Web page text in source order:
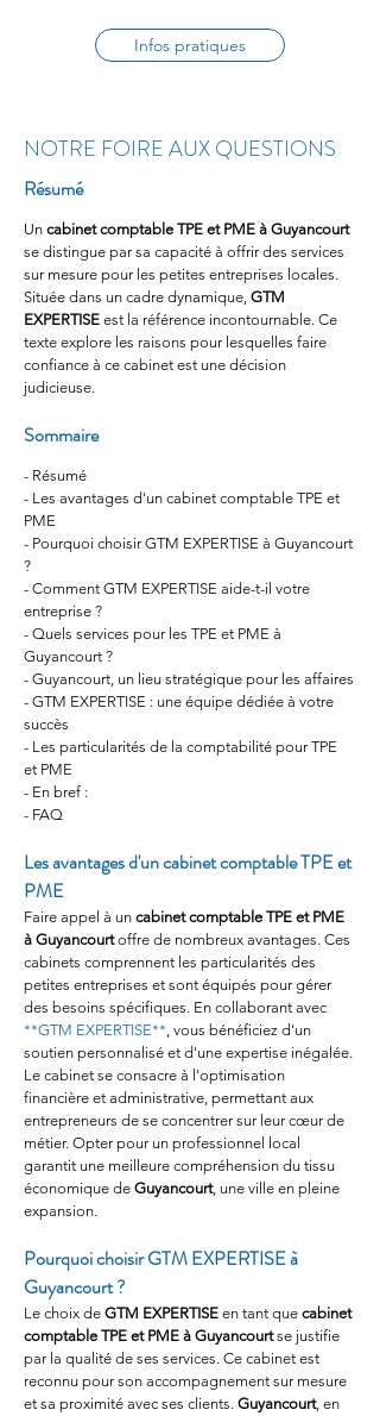
Infos pratiques
NOTRE FOIRE AUX QUESTIONS
Résumé
Un cabinet comptable TPE et PME à Guyancourt
se distingue par sa capacité à offrir des services
sur mesure pour les petites entreprises locales.
Située dans un cadre dynamique, GTM
EXPERTISE est la référence incontournable. Ce
texte explore les raisons pour lesquelles faire
confiance à ce cabinet est une décision
judicieuse.
Sommaire
- Résumé
- Les avantages d'un cabinet comptable TPE et
PME
- Pourquoi choisir GTM EXPERTISE à Guyancourt
?
- Comment GTM EXPERTISE aide-t-il votre
entreprise ?
- Quels services pour les TPE et PME à
Guyancourt ?
- Guyancourt, un lieu stratégique pour les affaires
- GTM EXPERTISE : une équipe dédiée à votre
succès
- Les particularités de la comptabilité pour TPE
et PME
- En bref :
- FAQ
Les avantages d'un cabinet comptable TPE et
PME
Faire appel à un cabinet comptable TPE et PME
à Guyancourt offre de nombreux avantages. Ces
cabinets comprennent les particularités des
petites entreprises et sont équipés pour gérer
des besoins spécifiques. En collaborant avec
**GTM EXPERTISE**, vous bénéficiez d'un
soutien personnalisé et d'une expertise inégalée.
Le cabinet se consacre à l'optimisation
financière et administrative, permettant aux
entrepreneurs de se concentrer sur leur cœur de
métier. Opter pour un professionnel local
garantit une meilleure compréhension du tissu
économique de Guyancourt, une ville en pleine
expansion.
Pourquoi choisir GTM EXPERTISE à
Guyancourt ?
Le choix de GTM EXPERTISE en tant que cabinet
comptable TPE et PME à Guyancourt se justifie
par la qualité de ses services. Ce cabinet est
reconnu pour son accompagnement sur mesure
et sa proximité avec ses clients. Guyancourt, en